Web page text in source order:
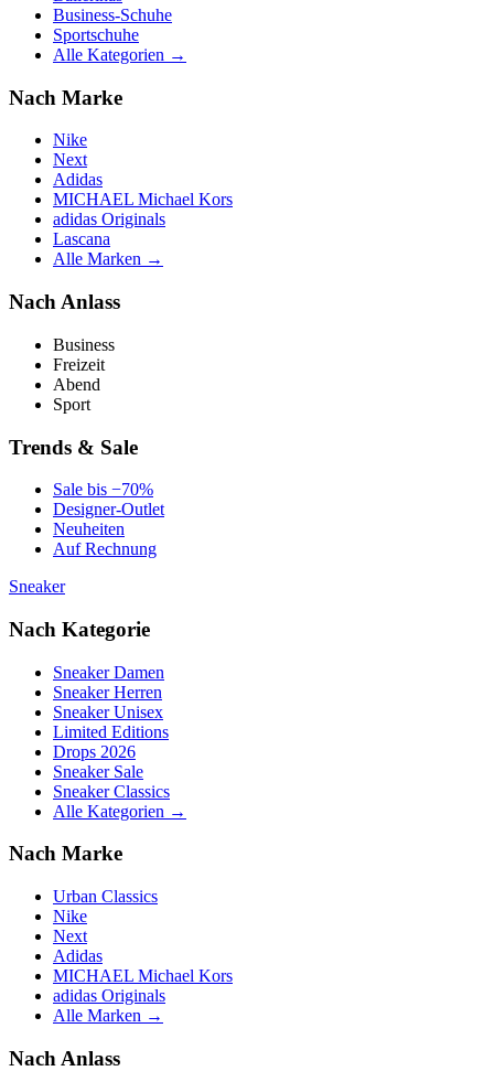
Business-Schuhe
Sportschuhe
Alle Kategorien →
Nach Marke
Nike
Next
Adidas
MICHAEL Michael Kors
adidas Originals
Lascana
Alle Marken →
Nach Anlass
Business
Freizeit
Abend
Sport
Trends & Sale
Sale bis −70%
Designer-Outlet
Neuheiten
Auf Rechnung
Sneaker
Nach Kategorie
Sneaker Damen
Sneaker Herren
Sneaker Unisex
Limited Editions
Drops 2026
Sneaker Sale
Sneaker Classics
Alle Kategorien →
Nach Marke
Urban Classics
Nike
Next
Adidas
MICHAEL Michael Kors
adidas Originals
Alle Marken →
Nach Anlass